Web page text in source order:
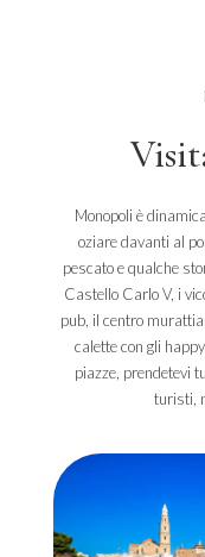
Monopoli è
oziare davanti al
pescato e qualche
Castello Carlo V, i
pub, il centro
calette con gli
piazze, prendetevi
turisti,